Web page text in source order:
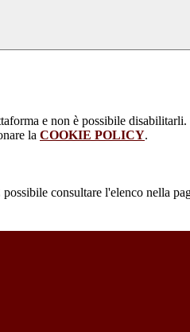
e non è possibile disabilitarli.
la COOKIE POLICY.
consultare l'elenco nella